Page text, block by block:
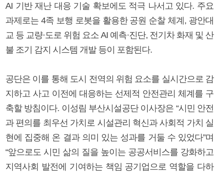
AI 기반 재난 대응 기술 확보에도 적극 나서고 있다. 주요
과제로는 4족 보행 로봇을 활용한 공원 순찰 체계, 광안대
교 등 교량·도로 위험 요소 AI 예측·진단, 전기차 화재 및 산
불 조기 감지 시스템 개발 등이 포함된다.
공단은 이를 통해 도시 전역의 위험 요소를 실시간으로 감
지하고 사고 이전에 대응하는 선제적 안전관리 체계를 구
축할 방침이다. 이성림 부산시설공단 이사장은 “시민 안전
과 편의를 최우선 가치로 시설관리 혁신과 사회적 가치 실
현에 집중해 온 결과 의미 있는 성과를 거둘 수 있었다”며
“앞으로도 시민 삶의 질을 높이는 공공서비스를 강화하고
지역사회 발전에 기여하는 책임 공기업으로 역할을 다하